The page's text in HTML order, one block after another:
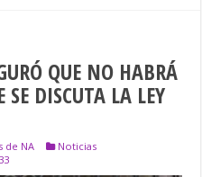
QUE NO HABRÁ
DISCUTA LA LEY
de NA
Noticias